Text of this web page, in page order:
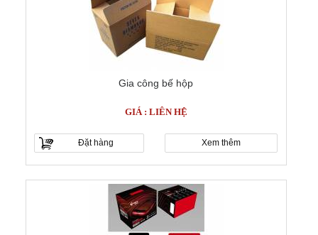
Gia công bế hộp
GIÁ : LIÊN HỆ
Đặt hàng Xem thêm